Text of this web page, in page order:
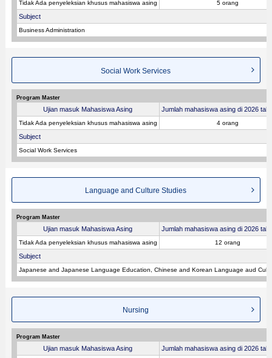
Tidak Ada penyeleksian khusus mahasiswa asing 5 orang
Subject
Business Administration
Social Work Services
Program Master
Ujian masuk Mahasiswa Asing Jumlah mahasiswa asing di 2026
Tidak Ada penyeleksian khusus mahasiswa asing 4 orang
Subject
Social Work Services
Language and Culture Studies
Program Master
Ujian masuk Mahasiswa Asing Jumlah mahasiswa asing di 2026
Tidak Ada penyeleksian khusus mahasiswa asing 12 orang
Subject
Japanese and Japanese Language Education, Chinese and Korean Language aud
Nursing
Program Master
Ujian masuk Mahasiswa Asing Jumlah mahasiswa asing di 2026